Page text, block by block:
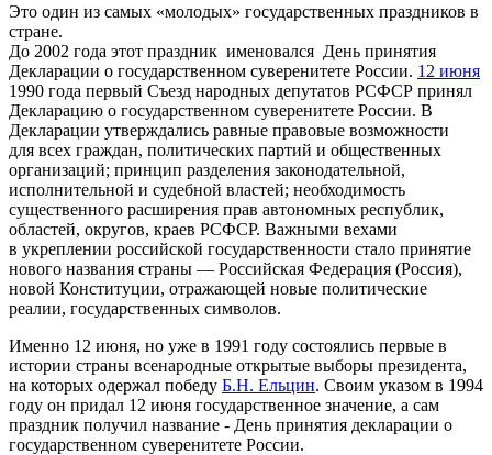
Это один из самых «молодых» государственных праздников в
стране.
До 2002 года этот праздник именовался День принятия
Декларации о государственном суверенитете России. 12 июня
1990 года первый Съезд народных депутатов РСФСР принял
Декларацию о государственном суверенитете России. В
Декларации утверждались равные правовые возможности
для всех граждан, политических партий и общественных
организаций; принцип разделения законодательной,
исполнительной и судебной властей; необходимость
существенного расширения прав автономных республик,
областей, округов, краев РСФСР. Важными вехами
в укреплении российской государственности стало принятие
нового названия страны — Российская Федерация (Россия),
новой Конституции, отражающей новые политические
реалии, государственных символов.
Именно 12 июня, но уже в 1991 году состоялись первые в
истории страны всенародные открытые выборы президента,
на которых одержал победу Б.Н. Ельцин. Своим указом в 1994
году он придал 12 июня государственное значение, а сам
праздник получил название - День принятия декларации о
государственном суверенитете России.